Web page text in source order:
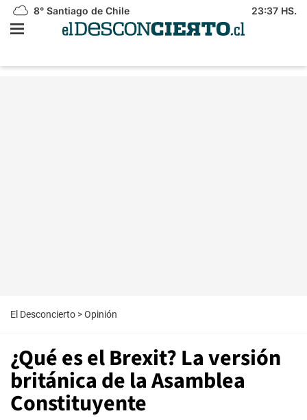
8° Santiago de Chile 23:37 HS.
El Desconcierto >Opinión
¿Qué es el Brexit? La versión
británica de la Asamblea
Constituyente